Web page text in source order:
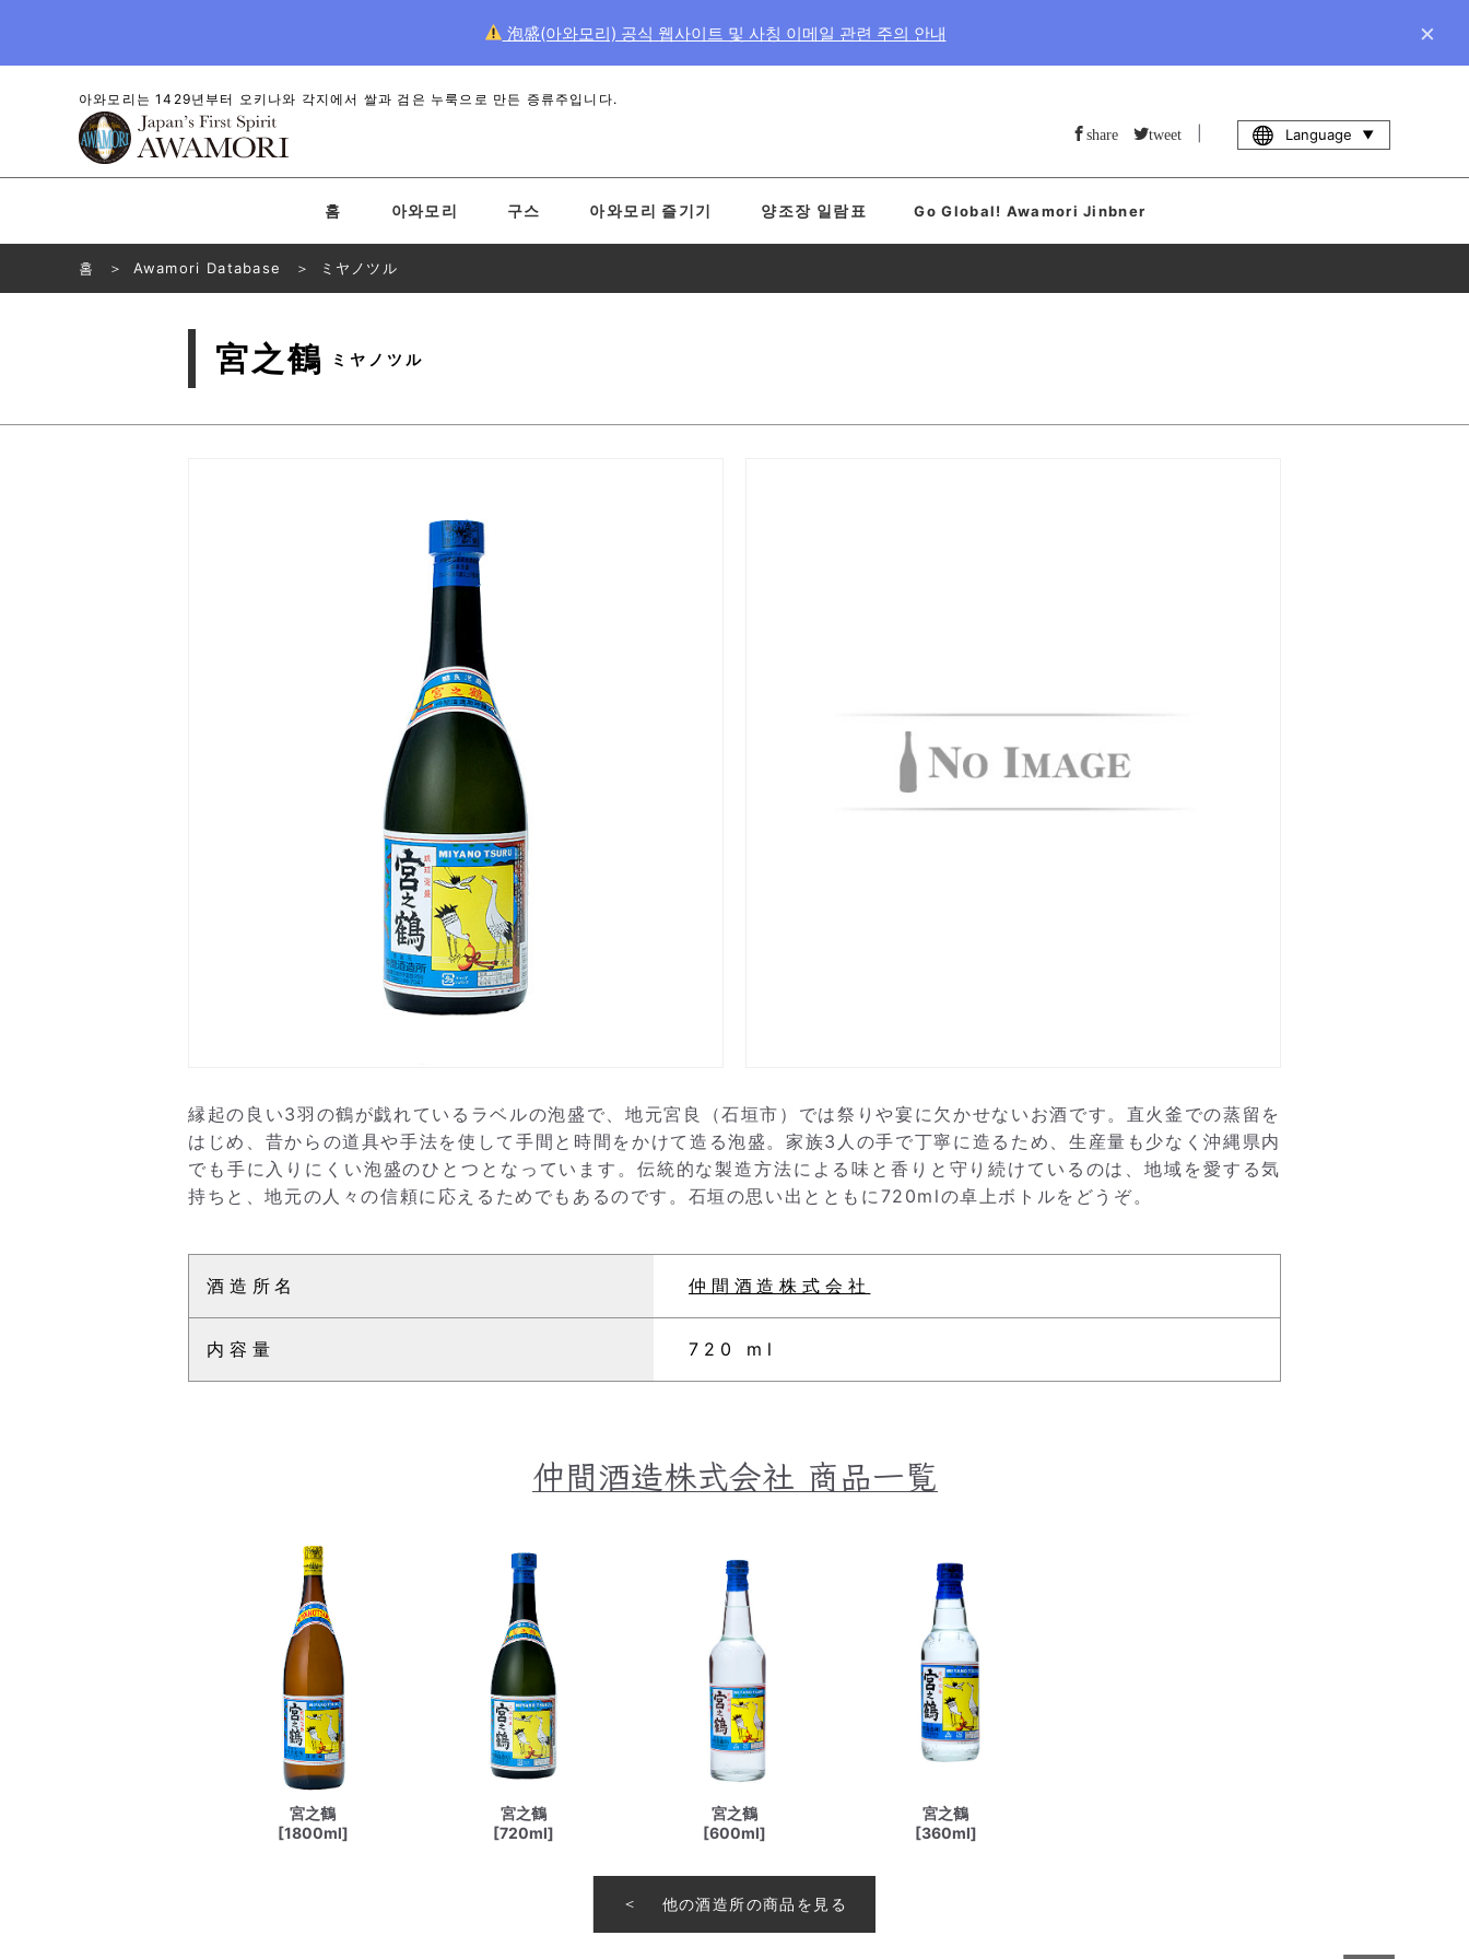
泡盛(아와모리) 공식 웹사이트 및 사칭 이메일 관련 주의 안내 ×
아와모리는 1429년부터 오키나와 각지에서 쌀과 검은 누룩으로 만든 증류주입니다.
share tweet Language
홈 아와모리 구스 아와모리 즐기기 양조장 일람표 Go Global! Awamori Jinbner
홈 Awamori Database ミヤノツル
宮之鶴 ミヤノツル
縁起の良い3羽の鶴が戯れているラベルの泡盛で、地元宮良（石垣市）では祭りや宴に欠かせないお酒です。直火釜での蒸留を
はじめ、昔からの道具や手法を使して手間と時間をかけて造る泡盛。家族3人の手で丁寧に造るため、生産量も少なく沖縄県内
でも手に入りにくい泡盛のひとつとなっています。伝統的な製造方法による味と香りと守り続けているのは、地域を愛する気
持ちと、地元の人々の信頼に応えるためでもあるのです。石垣の思い出とともに720mlの卓上ボトルをどうぞ。
酒造所名 仲間酒造株式会社
内容量 720 ml
仲間酒造株式会社 商品一覧
宮之鶴
[1800ml]
宮之鶴
[720ml]
宮之鶴
[600ml]
宮之鶴
[360ml]
他の酒造所の商品を見る